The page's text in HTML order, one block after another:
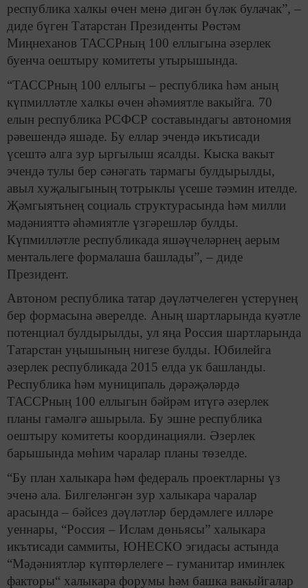
республика халкы өчен менә дигән бүләк булачак”, –
диде бүген Татарстан Президенты Рөстәм
Миңнеханов ТАССРның 100 еллыгына әзерлек
буенча оештыру комитеты утырышында.
“ТАССРның 100 еллыгы – республика һәм аның
күпмилләтле халкы өчен әһәмиятле вакыйга. 70
елын республика РСФСР составындагы автономия
рәвешендә яшәде. Бу еллар эчендә икътисади
үсештә алга зур ыргылыш ясалды. Кыска вакыт
эчендә тулы бер сәнәгать тармагы булдырылды,
авыл хуҗалыгының тотрыклы үсеше тәэмин ителде.
Җәмгыятьнең социаль структурасында һәм милли
мәдәнияттә әһәмиятле үзгәрешләр булды.
Күпмилләтле республикада яшәүчеләрнең аерым
ментальлеге формалаша башлады”, – диде
Президент.
Автоном республика татар дәүләтчелеген үстерүнең
бер формасына әверелде. Аның шартларында куәтле
потенциал булдырылды, ул яңа Россия шартларында
Татарстан уңышының нигезе булды. Юбилейга
әзерлек республикада 2015 елда ук башланды.
Республика һәм муниципаль дәрәҗәләрдә
ТАССРның 100 еллыгын бәйрәм итүгә әзерлек
планы гамәлгә ашырыла. Бу эшне республика
оештыру комитеты координацияли. Әзерлек
барышында мөһим чаралар планы төзелде.
“Бу план халыкара һәм федераль проектларны үз
эченә ала. Билгеләнгән зур халыкара чаралар
арасында – бәйсез дәүләтләр бердәмлеге илләре
уеннары, “Россия – Ислам дөньясы” халыкара
икътисади саммиты, ЮНЕСКО эгидасы астында
“Мәдәниятләр күптөрлелеге – гуманитар иминлек
факторы“ халыкара форумы һәм башка вакыйгалар